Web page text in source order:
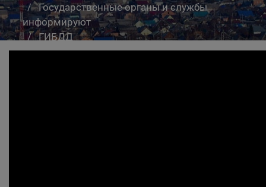
Государственные органы и службы
информируют
ГИБДД